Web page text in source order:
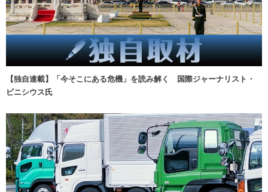
【独自連載】「今そこにある危機」を読み解く 国際ジャーナリスト・
ビニシウス氏